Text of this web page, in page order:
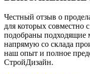
Честный отзыв о
для которых совместно
подобраны подходящие
напрямую со склада
наш опыт и полное
СтройДизайн.